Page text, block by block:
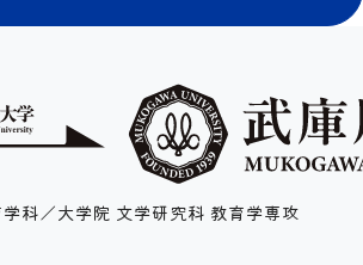
科／大学院 文学研究科 教育学専攻